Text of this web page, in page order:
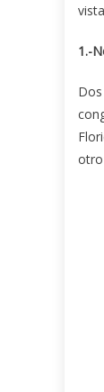
1.-
otro